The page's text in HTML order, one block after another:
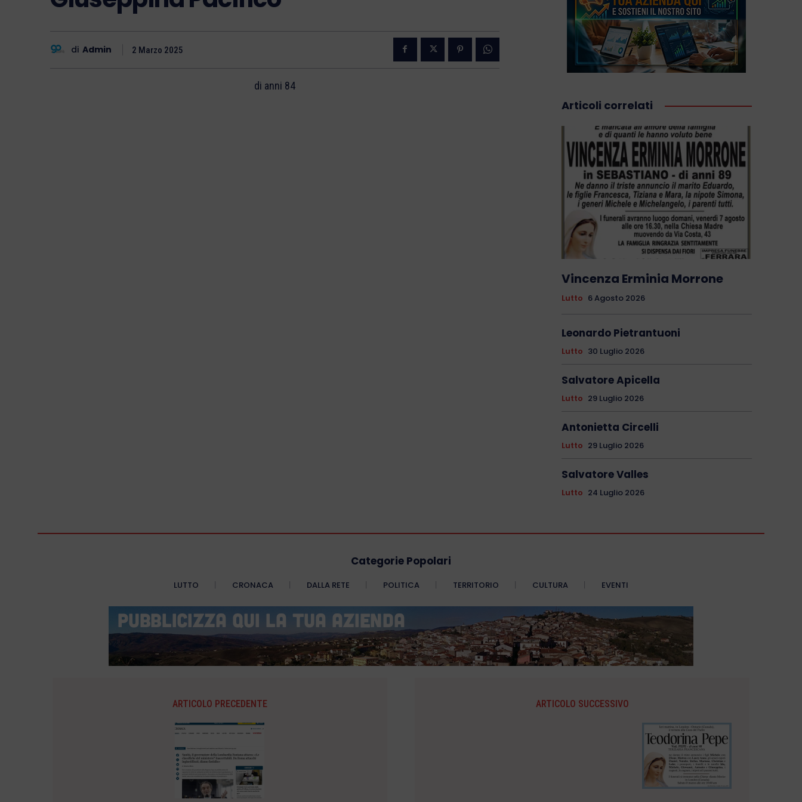
di Admin 2 Marzo 2025
di anni 84
Articoli correlati
Vincenza Erminia Morrone
Lutto 6 Agosto 2026
Leonardo Pietrantuoni
Lutto 30 Luglio 2026
Salvatore Apicella
Lutto 29 Luglio 2026
Antonietta Circelli
Lutto 29 Luglio 2026
Salvatore Valles
Lutto 24 Luglio 2026
Categorie Popolari
LUTTO CRONACA DALLA RETE POLITICA TERRITORIO CULTURA EVENTI
ARTICOLO PRECEDENTE ARTICOLO SUCCESSIVO